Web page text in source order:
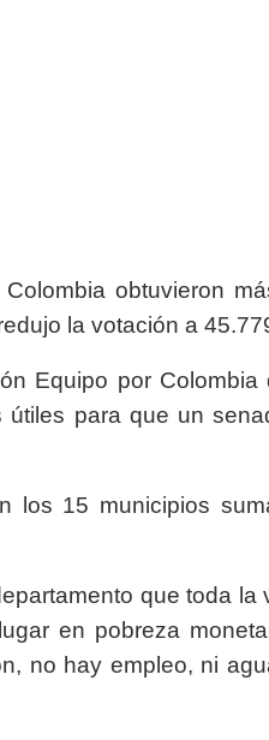
obtuvieron
la votación a
Equipo por Colombia
para que un
los 15 municipios
que toda la
en pobreza
no hay empleo, ni